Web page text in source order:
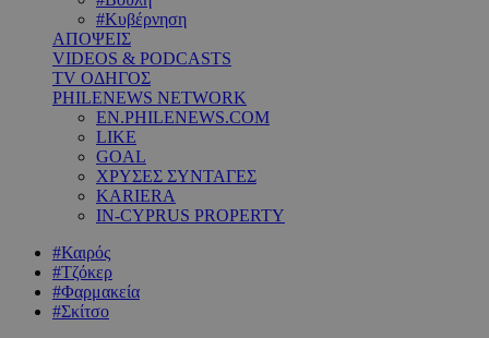
#Κυβέρνηση
ΑΠΟΨΕΙΣ
VIDEOS & PODCASTS
TV ΟΔΗΓΟΣ
PHILENEWS NETWORK
EN.PHILENEWS.COM
LIKE
GOAL
ΧΡΥΣΕΣ ΣΥΝΤΑΓΕΣ
KARIERA
IN-CYPRUS PROPERTY
#Καιρός
#Τζόκερ
#Φαρμακεία
#Σκίτσο